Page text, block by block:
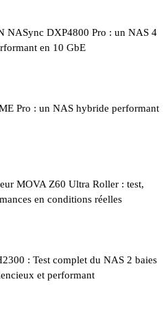
NASync DXP4800 Pro : un NAS 4
en 10 GbE
Pro : un NAS hybride performant
MOVA Z60 Ultra Roller : test,
en conditions réelles
: Test complet du NAS 2 baies
et performant